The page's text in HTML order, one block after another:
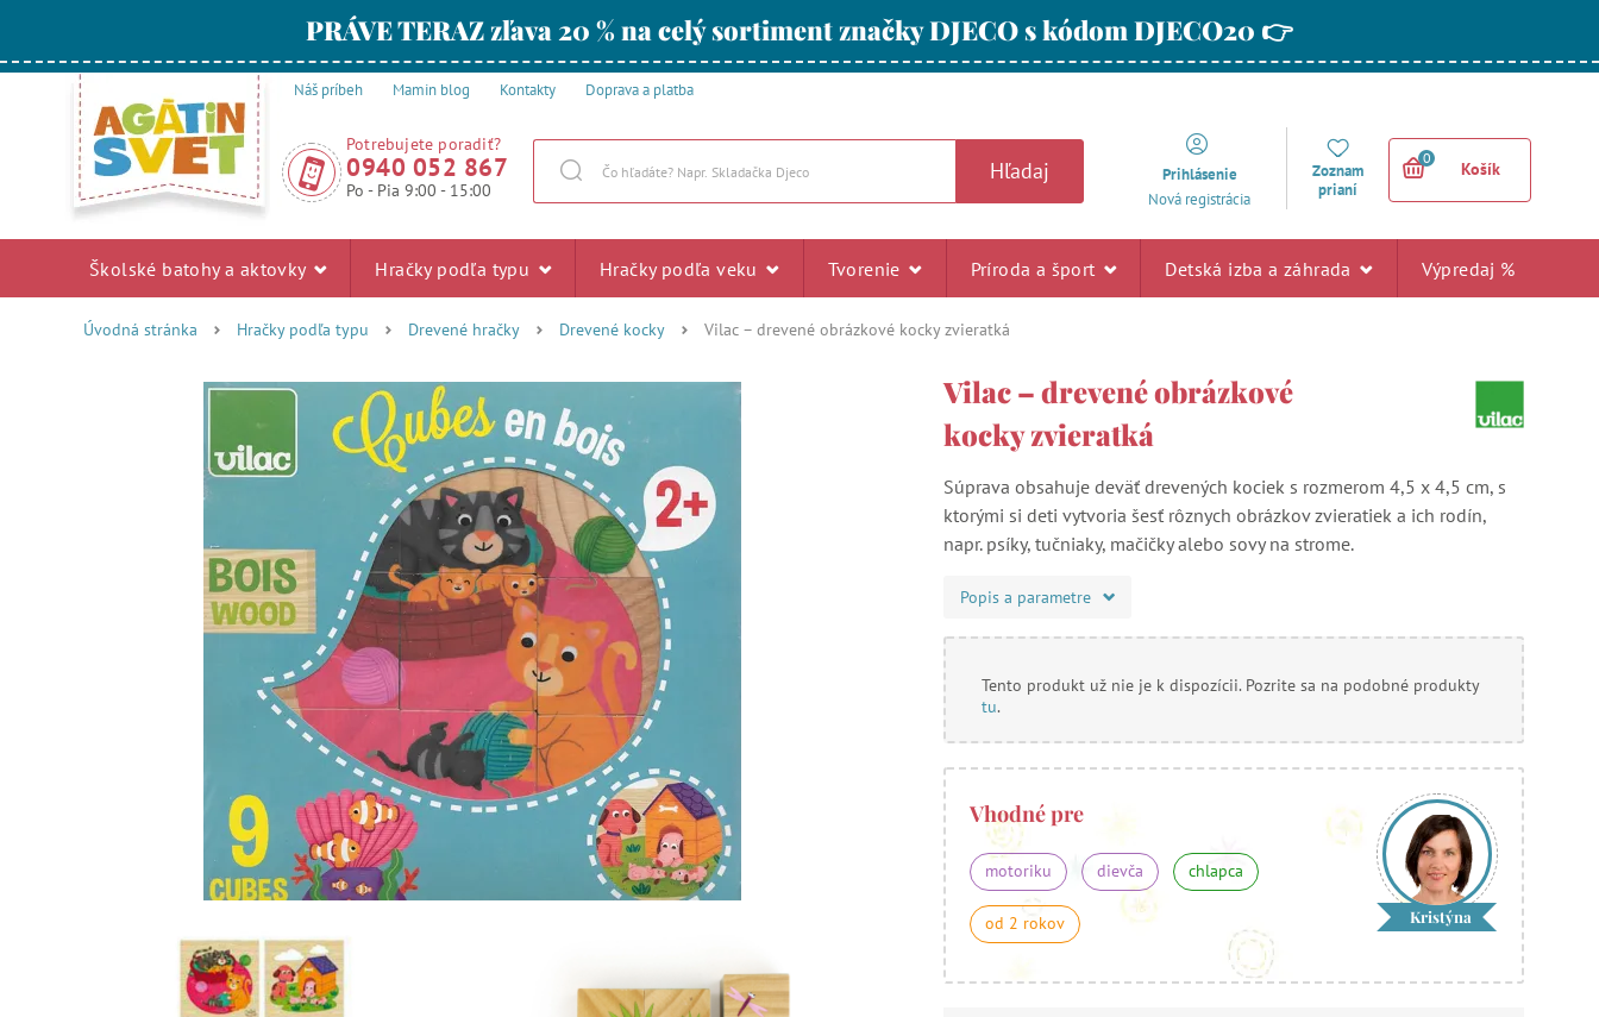
PRÁVE TERAZ zľava 20 % na celý sortiment značky DJECO s kódom DJECO20 👉
Náš príbeh Mamin blog Kontakty Doprava a platba
Potrebujete poradiť?
0940 052 867
Po - Pia 9:00 - 15:00
Hľadaj
Prihlásenie
Nová registrácia
Zoznam
prianí
0
Košík
Školské batohy a aktovky Hračky podľa typu Hračky podľa veku Tvorenie Príroda a šport Detská izba a záhrada Výpredaj %
Úvodná stránka Hračky podľa typu Drevené hračky Drevené kocky Vilac – drevené obrázkové kocky zvieratká
Vilac – drevené obrázkové
kocky zvieratká
Súprava obsahuje deväť drevených kociek s rozmerom 4,5 x 4,5 cm, s
ktorými si deti vytvoria šesť rôznych obrázkov zvieratiek a ich rodín,
napr. psíky, tučniaky, mačičky alebo sovy na strome.
Popis a parametre
Tento produkt už nie je k dispozícii. Pozrite sa na podobné produkty
tu.
Vhodné pre
motoriku dievča chlapca
od 2 rokov Kristýna